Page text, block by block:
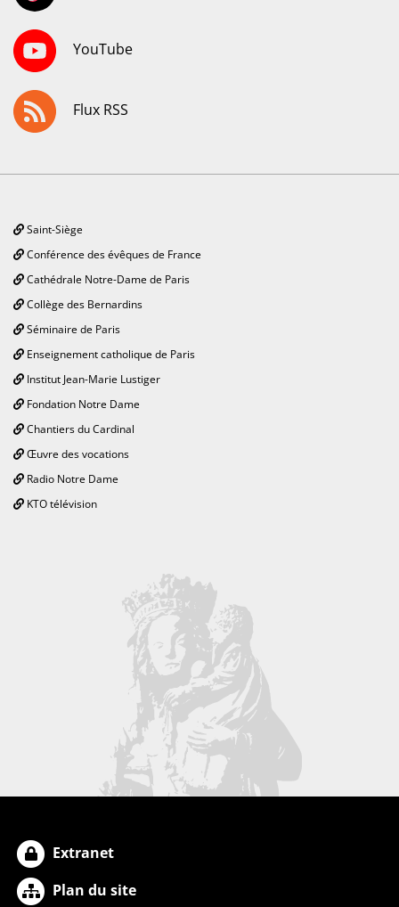
YouTube
Flux RSS
Saint-Siège
Conférence des évêques de France
Cathédrale Notre-Dame de Paris
Collège des Bernardins
Séminaire de Paris
Enseignement catholique de Paris
Institut Jean-Marie Lustiger
Fondation Notre Dame
Chantiers du Cardinal
Œuvre des vocations
Radio Notre Dame
KTO télévision
Extranet
Plan du site